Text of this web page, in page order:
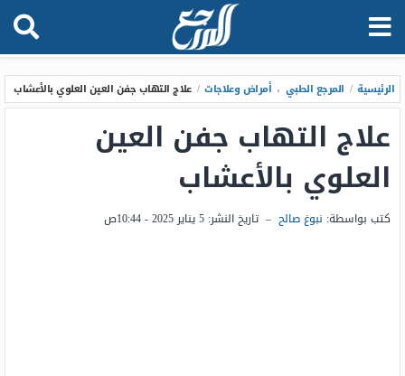
الرئيسية / المرجع الطبي ، أمراض وعلاجات / علاج التهاب جفن العين العلوي بالأعشاب
علاج التهاب جفن العين
العلوي بالأعشاب
كتب بواسطة: نبوغ صالح – تاريخ النشر: 5 يناير 2025 - 10:44ص